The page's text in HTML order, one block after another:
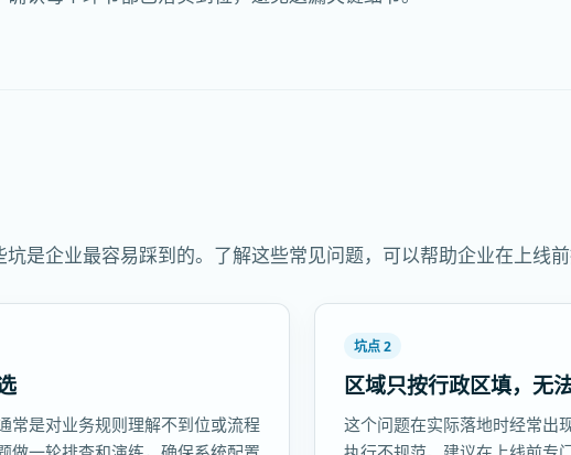
是企业最容易踩到的。了解这些常见问题，可以帮助企业在上线
常是对业务规则理解不到位或流程
坑点 2
区域只按行政区填，无
这个问题在实际落地时经常出